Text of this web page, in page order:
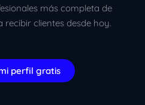
más completa de
recibir clientes desde hoy.
perfil gratis